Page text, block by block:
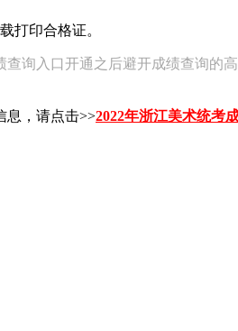
打印合格证。
询入口开通之后避开成绩查询的
息，请点击>>2022年浙江美术统考